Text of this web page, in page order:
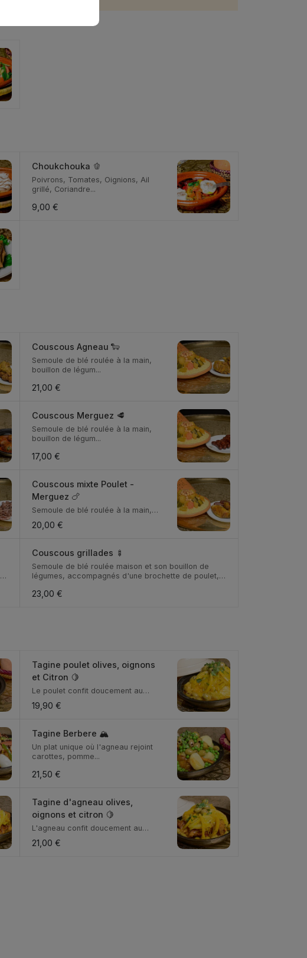
Choukchouka 🫑
Poivrons, Tomates, Oignions, Ail
grillé, Coriandre...
9,00 €
Couscous Agneau 🐑
Semoule de blé roulée à la main,
bouillon de légum...
21,00 €
Couscous Merguez 🥩
Semoule de blé roulée à la main,
bouillon de légum...
17,00 €
Couscous mixte Poulet -
Merguez 🍗
Semoule de blé roulée à la main,
bouillon de légum...
20,00 €
Couscous grillades 🍢
Semoule de blé roulée maison et son bouillon de
légumes, accompagnés d'une brochette de poulet,
23,00 €
Tagine poulet olives, oignons
et Citron 🍋
Le poulet confit doucement au
contact des olives c...
19,90 €
Tagine Berbere 🏔️
Un plat unique où l'agneau rejoint
carottes, pomme...
21,50 €
Tagine d'agneau olives,
oignons et citron 🍋
L'agneau confit doucement au
contact des olives ch...
21,00 €